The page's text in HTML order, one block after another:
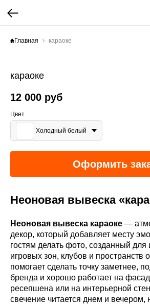
Главная караоке
караоке
12 000 руб
Цвет
Холодный белый
Оформить
Неоновая вывеска
Неоновая вывеска караоке —
декор, который добавляет месту
гостям делать фото, созданный
игровых зон, клубов и пространств
помогает сделать точку заметнее,
бренда и хорошо работает на
ресепшена или на интерьерной
свечение читается днем и вечером,